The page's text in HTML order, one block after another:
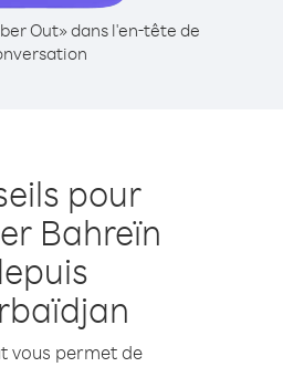
Out» dans l'en-tête de
pour
Bahreïn
vous permet de